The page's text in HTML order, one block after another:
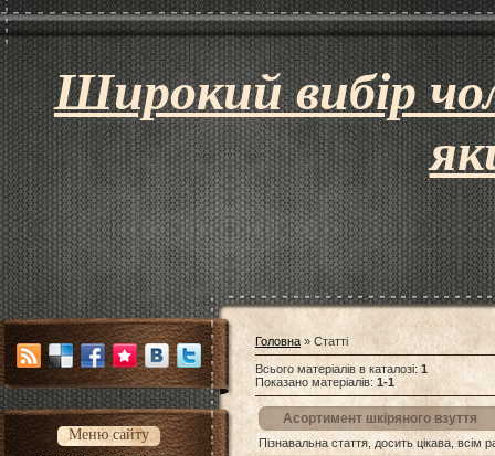
Широкий вибір
Меню сайту
Головна » Статті
Всього матеріалів в каталозі: 1
Показано матеріалів: 1-1
Асортимент шкіряного взуття
Пізнавальна стаття, досить цікава, всім